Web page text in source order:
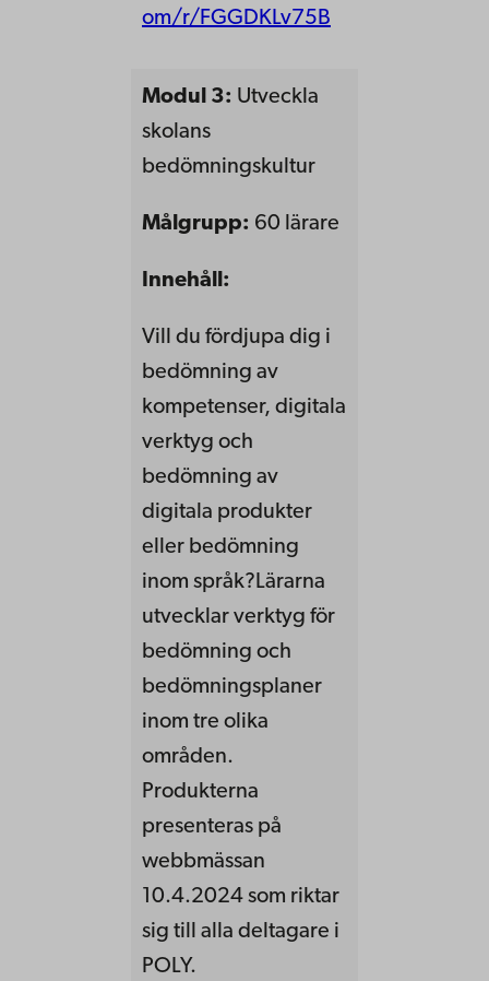
om/r/FGGDKLv75B
Modul 3: Utveckla
skolans
bedömningskultur
Målgrupp: 60 lärare
Innehåll:
Vill du fördjupa dig i
bedömning av
kompetenser, digitala
verktyg och
bedömning av
digitala produkter
eller bedömning
inom språk?Lärarna
utvecklar verktyg för
bedömning och
bedömningsplaner
inom tre olika
områden.
Produkterna
presenteras på
webbmässan
10.4.2024 som riktar
sig till alla deltagare i
POLY.